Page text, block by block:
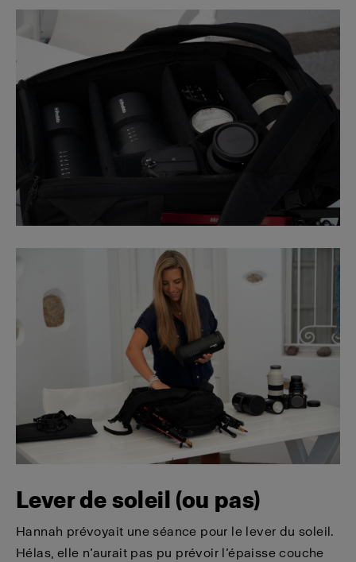
Lever de soleil (ou pas)
Hannah prévoyait une séance pour le lever du soleil.
Hélas, elle n’aurait pas pu prévoir l’épaisse couche